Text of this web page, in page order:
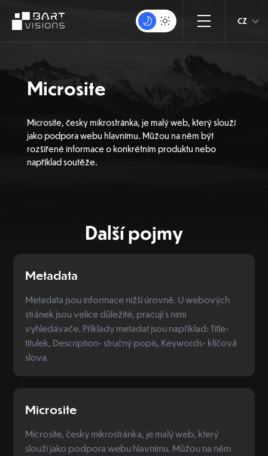
CZ
Microsite
Microsite, česky mikrostránka, je malý web, který slouží
jako podpora webu hlavnímu. Můžou na něm být
rozšířené informace o konkrétním produktu nebo
například soutěže.
Další pojmy
Metadata
Metadata jsou informace nižší úrovně. U webových
stránek jsou velice důležité, pracují s nimi
vyhledávače. Příklady metadat jsou například: Title-
titulek, Description- stručný popis, Keywords- klíčová
slova.
Microsite
Microsite, česky mikrostránka, je malý web, který
slouží jako podpora webu hlavnímu. Můžou na něm